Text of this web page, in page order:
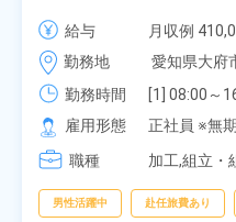
給・業績賞与あり！組
種作業！《愛知県大府市
給与
月収例
月給
勤務地
愛知県大府
勤務時間
[1] 08:00～
[2] 06:25～
[3] 17:05～
雇用形態
正社員 ※無
職種
加工,組立・
男性活躍中 赴任旅費あり